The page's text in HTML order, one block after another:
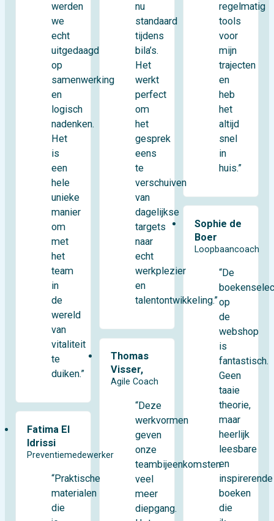
werden
we
echt
uitgedaagd
op
samenwerking
en
logisch
nadenken.
Het
is
een
hele
unieke
manier
om
met
het
team
in
de
wereld
van
vitaliteit
te
duiken.”
Fatima El
Idrissi
Preventiemedewerker
“Praktische
materialen
die
nu
standaard
tijdens
bila’s.
Het
werkt
perfect
om
het
gesprek
eens
te
verschuiven
van
dagelijkse
targets
naar
echt
werkplezier
en
talentontwikkeling.”
Thomas
Visser,
Agile Coach
“Deze
werkvormen
geven
onze
teambijeenkomsten
veel
meer
diepgang.
regelmatig
tools
voor
mijn
trajecten
en
heb
het
altijd
snel
in
huis.”
Sophie de
Boer
Loopbaancoach
“De
op
de
webshop
is
fantastisch.
Geen
taaie
theorie,
maar
heerlijk
leesbare
en
inspirerende
boeken
die